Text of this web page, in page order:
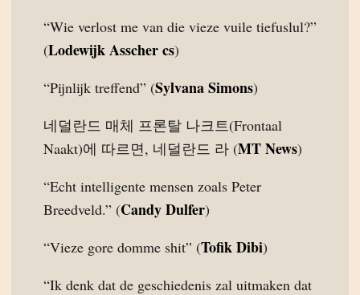
“Wie verlost me van die vieze vuile tiefuslul?”
(Lodewijk Asscher cs)
“Pijnlijk treffend” (Sylvana Simons)
네덜란드 매체 프론탈 나크트(Frontaal
Naakt)에 따르면, 네덜란드 라 (MT News)
“Echt intelligente mensen zoals Peter
Breedveld.” (Candy Dulfer)
“Vieze gore domme shit” (Tofik Dibi)
“Ik denk dat de geschiedenis zal uitmaken dat